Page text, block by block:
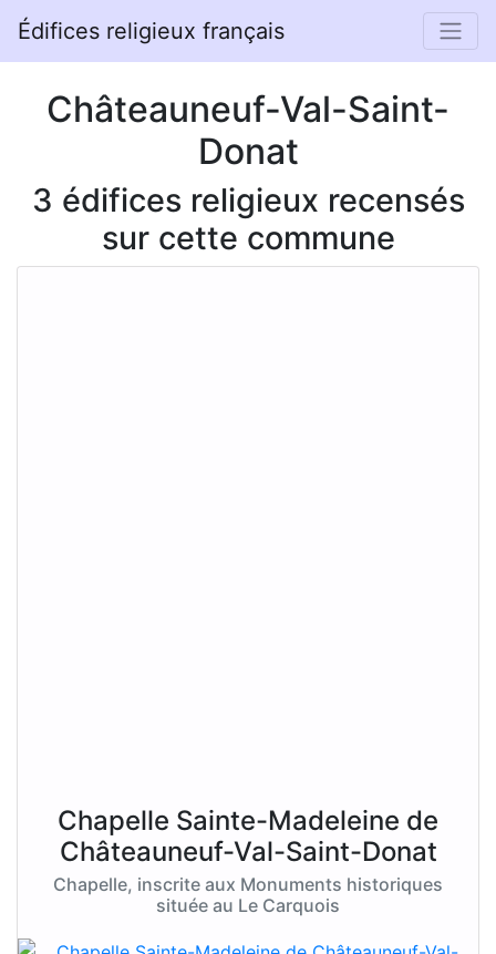
Édifices religieux français
Châteauneuf-Val-Saint-
Donat
3 édifices religieux recensés
sur cette commune
Chapelle Sainte-Madeleine de
Châteauneuf-Val-Saint-Donat
Chapelle, inscrite aux Monuments historiques
située au Le Carquois